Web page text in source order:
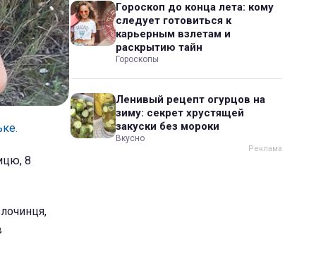
8
Гороскоп до конца лета: кому
следует готовиться к
карьерным взлетам и
раскрытию тайн
Гороскопы
Ленивый рецепт огурцов на
зиму: секрет хрустящей
закуски без мороки
Вкусно